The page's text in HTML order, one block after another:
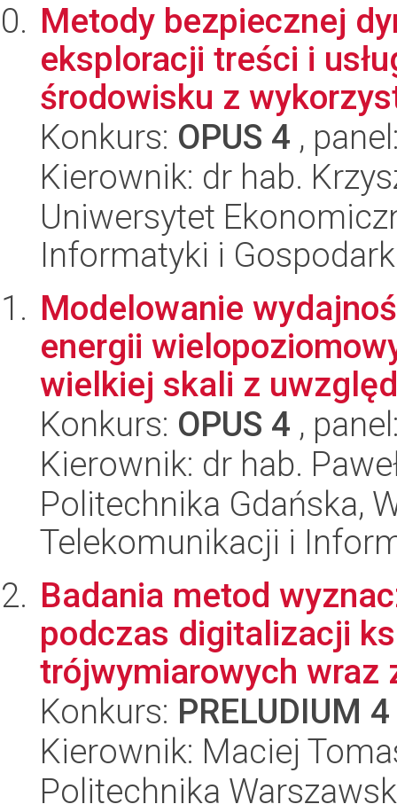
Metody bezpiecznej
eksploracji treści i
środowisku z
Konkurs: OPUS 4 ,
Kierownik: dr hab.
Uniwersytet
Informatyki i
Modelowanie
energii
wielkiej skali z
Konkurs: OPUS 4 ,
Kierownik: dr hab.
Politechnika Gdańska,
Telekomunikacji i
Badania metod
podczas digitalizacji
trójwymiarowych wraz
Konkurs: PRELUDIUM 4
Kierownik: Maciej
Politechnika